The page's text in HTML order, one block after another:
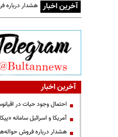
آخرین اخبار هشدار درباره
آخرین اخبار
احتمال وجود حیات در
آمریکا و اسرائیل سامانه
هشدار درباره فروش